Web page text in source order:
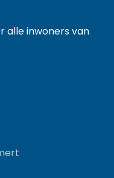
alle inwoners van